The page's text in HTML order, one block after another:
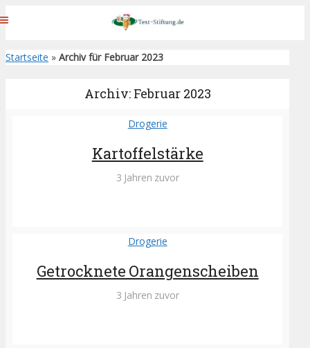
Startseite » Archiv für Februar 2023
Archiv: Februar 2023
Drogerie
Kartoffelstärke
3 Jahren zuvor
Drogerie
Getrocknete Orangenscheiben
3 Jahren zuvor